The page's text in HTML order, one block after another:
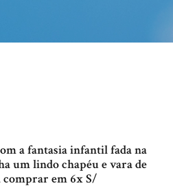
a fantasia infantil fada na
um lindo chapéu e vara de
comprar em 6x S/